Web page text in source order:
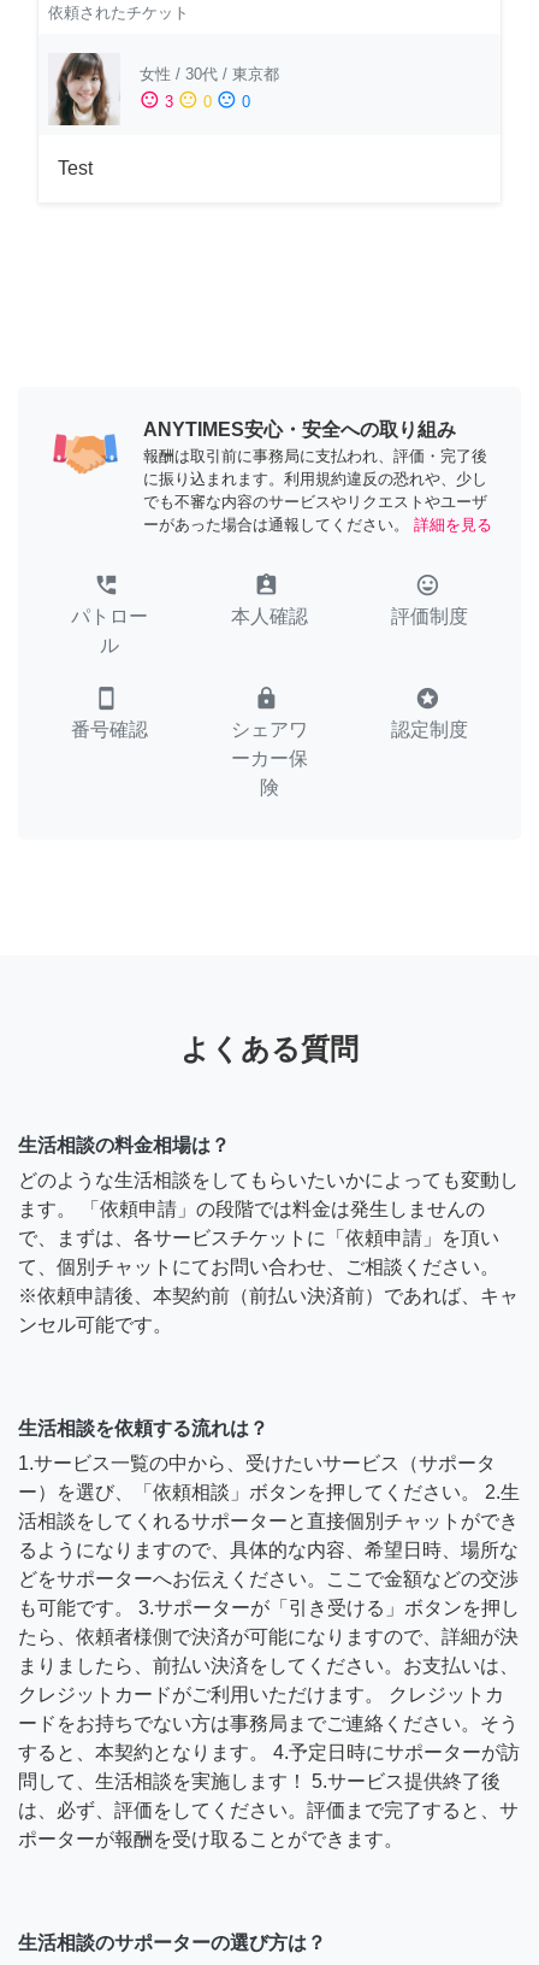
依頼されたチケット
女性 / 30代 / 東京都
sentiment_satisfied 3 sentiment_neutral 0 sentiment_dissatisfied 0
Test
ANYTIMES安心・安全への取り組み
報酬は取引前に事務局に支払われ、評価・完了後
に振り込まれます。利用規約違反の恐れや、少し
でも不審な内容のサービスやリクエストやユーザ
ーがあった場合は通報してください。
詳細を見る
perm_phone_msg
パトロー
ル
assignment_ind
本人確認
tag_faces
評価制度
smartphone
番号確認
lock
シェアワ
ーカー保
険
stars
認定制度
よくある質問
生活相談の料金相場は？
どのような生活相談をしてもらいたいかによっても変動し
ます。 「依頼申請」の段階では料金は発生しませんの
で、まずは、各サービスチケットに「依頼申請」を頂い
て、個別チャットにてお問い合わせ、ご相談ください。
※依頼申請後、本契約前（前払い決済前）であれば、キャ
ンセル可能です。
生活相談を依頼する流れは？
1.サービス一覧の中から、受けたいサービス（サポータ
ー）を選び、「依頼相談」ボタンを押してください。 2.生
活相談をしてくれるサポーターと直接個別チャットができ
るようになりますので、具体的な内容、希望日時、場所な
どをサポーターへお伝えください。ここで金額などの交渉
も可能です。 3.サポーターが「引き受ける」ボタンを押し
たら、依頼者様側で決済が可能になりますので、詳細が決
まりましたら、前払い決済をしてください。お支払いは、
クレジットカードがご利用いただけます。 クレジットカ
ードをお持ちでない方は事務局までご連絡ください。そう
すると、本契約となります。 4.予定日時にサポーターが訪
問して、生活相談を実施します！ 5.サービス提供終了後
は、必ず、評価をしてください。評価まで完了すると、サ
ポーターが報酬を受け取ることができます。
生活相談のサポーターの選び方は？